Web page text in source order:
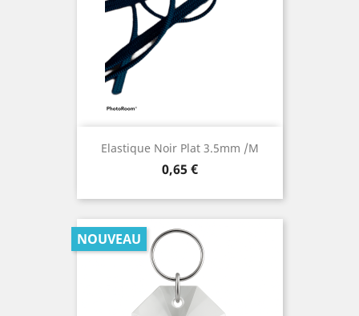
Elastique Noir Plat 3.5mm /m
Prix
0,65 €
NOUVEAU